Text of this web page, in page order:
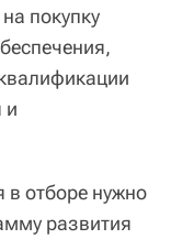
покупку
и
в отборе нужно
развития